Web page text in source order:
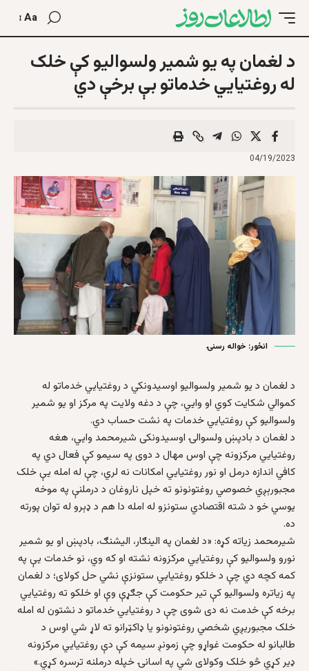
Aa
د لغمان په یو شمیر ولسوالیو کې خلک
له روغتیایي خدماتو بې برخې دي
04/19/2023
انځور: خواله رسنۍ
د لغمان د یو شمیر ولسوالیو اوسیدونکي د روغتیایي خدماتو له
کموالي شکایت کوي او وایي، چې د دغه ولایت په مرکز او یو شمیر
ولسوالیو کې روغتیایي خدمات په نشت حساب دي.
د لغمان د بادپښ ولسوالۍ اوسیدونکی شیرمحمد وایي، هغه
روغتیایي مرکزونه چې اوس مهال د دوی په سیمو کې فعال دي په
کافي اندازه درمل او نور روغتیایي امکانات نه لري، چې له امله یې خلک
مجبورېږي خصوصي روغتونونو ته خپل ناروغان د درملنې په موخه
یوسي خو د شته اقتصادي ستونزو له امله دا هم د ډېرو له توان پورته
ده.
شیرمحمد زیاته کړه: «د لغمان په الینګار، الیشنګ، بادپښ او یو شمیر
نورو ولسوالیو کې روغتیایي مرکزونه نشته او که وي، نو خدمات یې په
کمه کچه دي چې د خلکو روغتیایي ستونزې نشي حل کولای؛ د لغمان
په زیاتره ولسوالیو کې تیر حکومت کې جګړې وې او خلکو ته روغتیایي
برخه کې خدمت نه دی شوی چې د روغتیایي خدماتو د نشتون له امله
خلک مجبوریږي شخصي روغتونونو یا ډاکټرانو ته لاړ شي اوس د
طالبانو له حکومت غواړو چې زمونږ سیمه کې دې روغتیایي مرکزونه
ډیر کړي څو خلک وکولای شي په اسانۍ خپله درملنه ترسره کړي.»